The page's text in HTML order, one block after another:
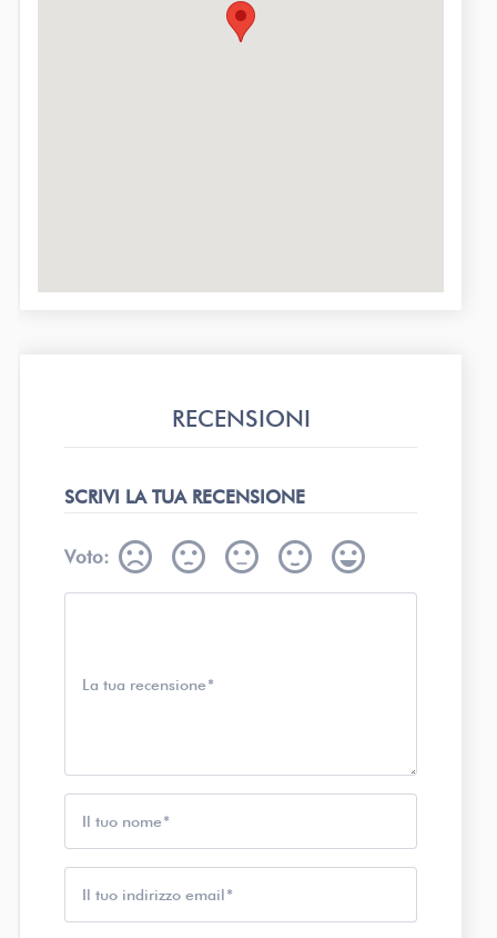
RECENSIONI
SCRIVI LA TUA RECENSIONE
Voto: sentiment_very_dissatisfied sentiment_dissatisfied sentiment_neutral sentiment_satisfied sentiment_very_satisfied
La tua recensione
Il tuo nome
Il tuo indirizzo email